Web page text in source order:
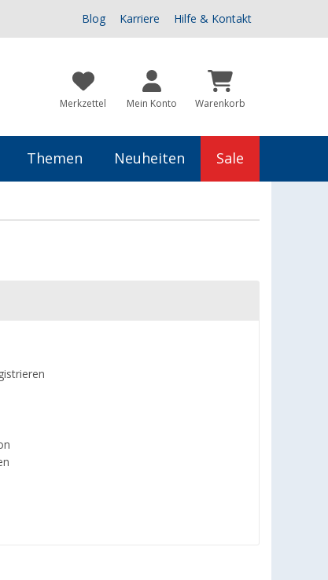
Blog Karriere Hilfe & Kontakt
Merkzettel Mein Konto Warenkorb
Themen Neuheiten Sale